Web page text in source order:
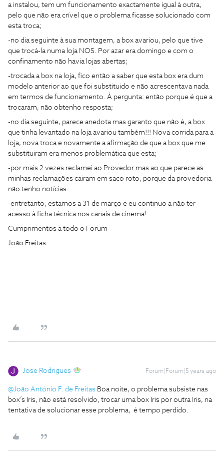
a instalou, tem um funcionamento exactamente igual à outra,
pelo que não era crível que o problema ficasse solucionado com
esta troca;
-no dia seguinte à sua montagem, a box avariou, pelo que tive
que trocá-la numa loja NOS. Por azar era domingo e com o
confinamento não havia lojas abertas;
-trocada a box na loja, fico então a saber que esta box era dum
modelo anterior ao que foi substituido e não acrescentava nada
em termos de funcionamento. Á pergunta: então porque é que a
trocaram, não obtenho resposta;
-no dia seguinte, parece anedota mas garanto que não é, a box
que tinha levantado na loja avariou também!!! Nova corrida para a
loja, nova troca e novamente a afirmação de que a box que me
substituiram era menos problemática que esta;
-por mais 2 vezes reclamei ao Provedor mas ao que parece as
minhas reclamações cairam em saco roto, porque da provedoria
não tenho notícias.
-entretanto, estamos a 31 de março e eu continuo a não ter
acesso à ficha técnica nos canais de cinema!
Cumprimentos a todo o Forum
João Freitas
Jose Rodrigues Forum|Forum|5 years ago
@João António F. de Freitas Boa noite, o problema subsiste nas
box’s Iris, não está resolvido, trocar uma box Iris por outra Iris, na
tentativa de solucionar esse problema, é tempo perdido.